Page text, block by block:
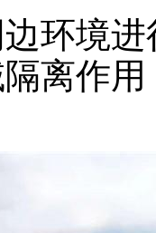
环境
离作